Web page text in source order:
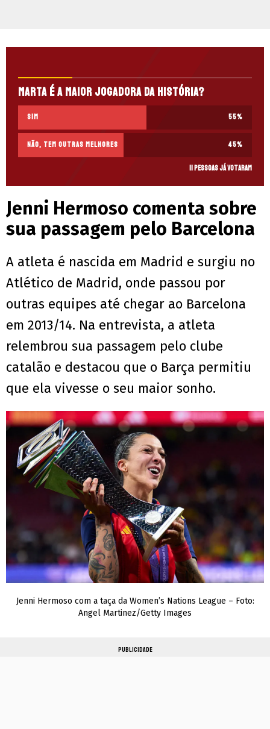
Marta é a maior jogadora da história?
Sim 55%
Não, tem outras melhores 45%
11 pessoas já votaram
Jenni Hermoso comenta sobre
sua passagem pelo Barcelona
A atleta é nascida em Madrid e surgiu no
Atlético de Madrid, onde passou por
outras equipes até chegar ao Barcelona
em 2013/14. Na entrevista, a atleta
relembrou sua passagem pelo clube
catalão e destacou que o Barça permitiu
que ela vivesse o seu maior sonho.
Jenni Hermoso com a taça da Women’s Nations League – Foto:
Angel Martinez/Getty Images
PUBLICIDADE